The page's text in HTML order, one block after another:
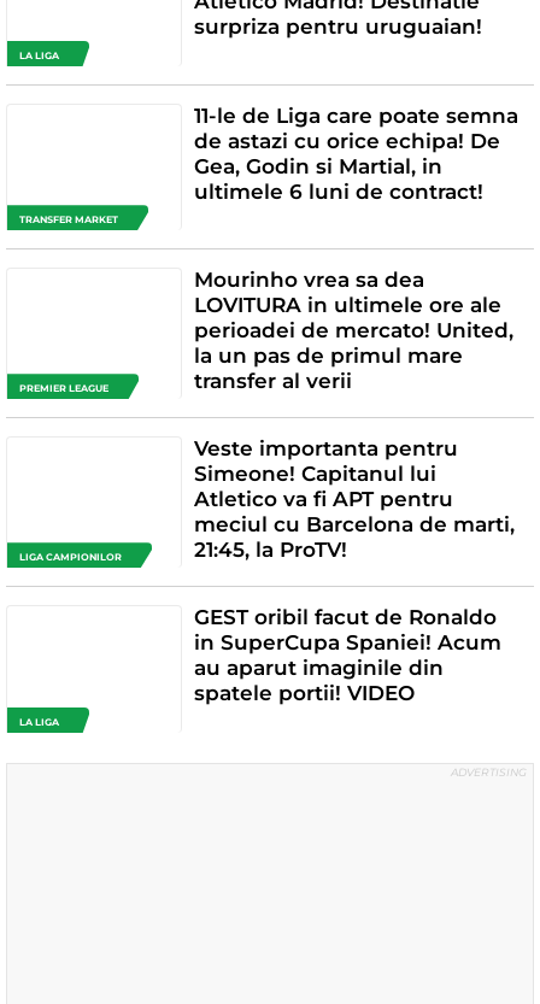
LA LIGA
surpriza pentru uruguaian!
TRANSFER MARKET
11-le de Liga care poate semna
de astazi cu orice echipa! De
Gea, Godin si Martial, in
ultimele 6 luni de contract!
PREMIER LEAGUE
Mourinho vrea sa dea
LOVITURA in ultimele ore ale
perioadei de mercato! United,
la un pas de primul mare
transfer al verii
LIGA CAMPIONILOR
Veste importanta pentru
Simeone! Capitanul lui
Atletico va fi APT pentru
meciul cu Barcelona de marti,
21:45, la ProTV!
LA LIGA
GEST oribil facut de Ronaldo
in SuperCupa Spaniei! Acum
au aparut imaginile din
spatele portii! VIDEO